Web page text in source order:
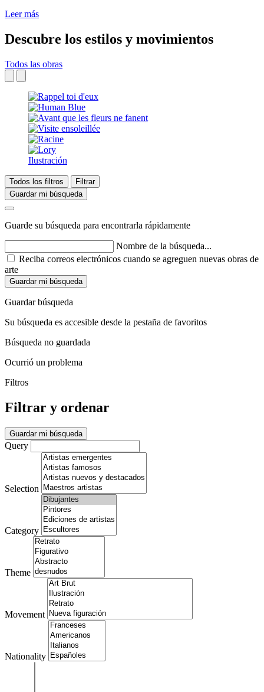
Leer más
Descubre los estilos y movimientos
Todos las obras
Ilustración
Todos los filtros
Filtrar
Guardar mi búsqueda
Guarde su búsqueda para encontrarla rápidamente
Nombre de la búsqueda...
Reciba correos electrónicos cuando se agreguen nuevas obras de
arte
Guardar mi búsqueda
Guardar búsqueda
Su búsqueda es accesible desde la pestaña de favoritos
Búsqueda no guardada
Ocurrió un problema
Filtros
Filtrar y ordenar
Guardar mi búsqueda
Query
Selection
Category
Theme
Movement
Nationality